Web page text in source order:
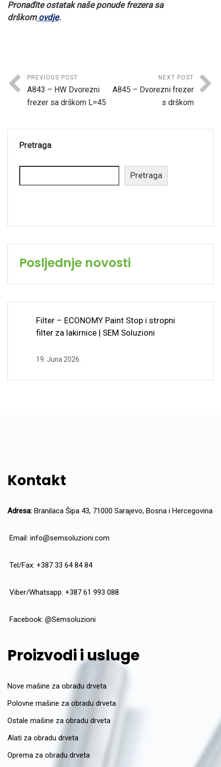
Pronađite ostatak naše ponudefrezera sa
drškomovdje.
PREVIOUS POST
A843 – HW Dvorezni
frezer sa drškom L=45
NEXT POST
A845 – Dvorezni frezer
s drškom
Pretraga
Pretraga
Posljednje novosti
Filter – ECONOMY Paint Stop i stropni
filter za lakirnice | SEM Soluzioni
19. Juna 2026.
Kontakt
Adresa: Branilaca Šipa 43, 71000 Sarajevo, Bosna i Hercegovina
Email: info@semsoluzioni.com
Tel/Fax: +387 33 64 84 84
Viber/Whatsapp: +387 61 993 088
Facebook: @Semsoluzioni
Proizvodi i usluge
Nove mašine za obradu drveta
Polovne mašine za obradu drveta
Ostale mašine za obradu drveta
Alati za obradu drveta
Oprema za obradu drveta